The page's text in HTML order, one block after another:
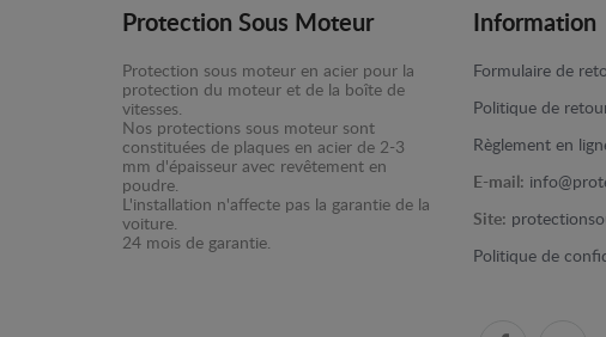
Protection Sous Moteur
Protection sous moteur en acier pour la
protection du moteur et de la boîte de
vitesses.
Nos protections sous moteur sont
constituées de plaques en acier de 2-3
mm d'épaisseur avec revêtement en
poudre.
L'installation n'affecte pas la garantie de la
voiture.
24 mois de garantie.
Information
Formulaire de
Politique de
Règlement en
E-mail:
Site:
Politique de